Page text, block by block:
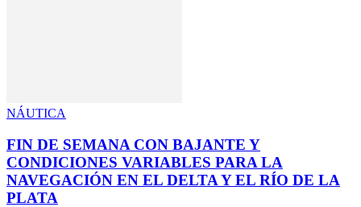
NÁUTICA
FIN DE SEMANA CON BAJANTE Y
CONDICIONES VARIABLES PARA LA
NAVEGACIÓN EN EL DELTA Y EL RÍO DE LA
PLATA